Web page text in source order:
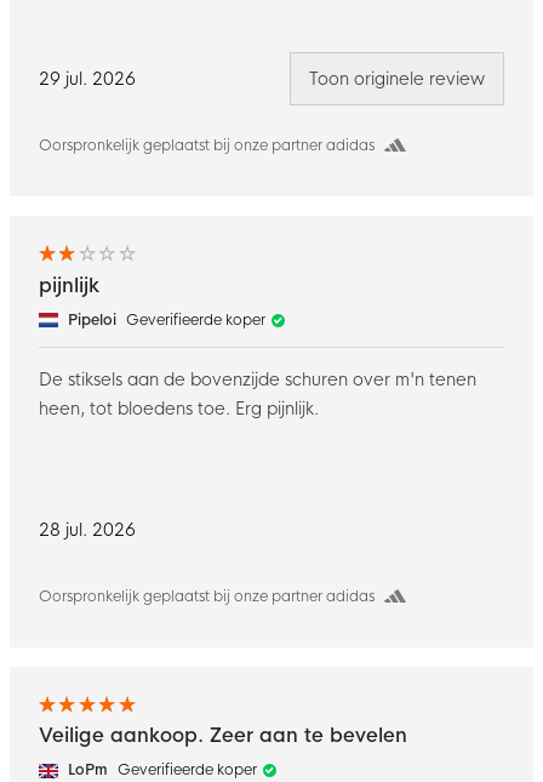
29 jul. 2026
Oorspronkelijk geplaatst bij onze partner adidas
Toon originele review
28 jul. 2026
Oorspronkelijk geplaatst bij onze partner adidas
pijnlijk
Pipeloi Geverifieerde koper
De stiksels aan de bovenzijde schuren over m'n tenen
heen, tot bloedens toe. Erg pijnlijk.
Veilige aankoop. Zeer aan te bevelen
LoPm Geverifieerde koper